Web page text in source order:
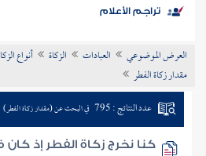
موضوعي
تراجم الأعلام
العرض الموضوعي العبادات الزكاة أنواع
مقدار زكاة الفطر
عدد النتائج : 795 في البحث عن (مقدار زكاة الفطر)
كنا نخرج زكاة الفطر إذ